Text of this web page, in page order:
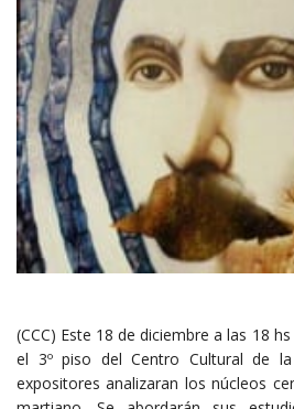
(CCC) Este 18 de diciembre a las 18
el 3º piso del Centro Cultural de
expositores analizaran los núcleos